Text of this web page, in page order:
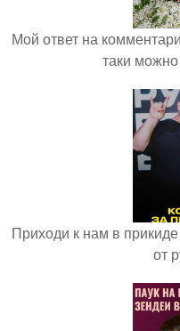
Мой ответ на
таки
Приходи к нам в
от